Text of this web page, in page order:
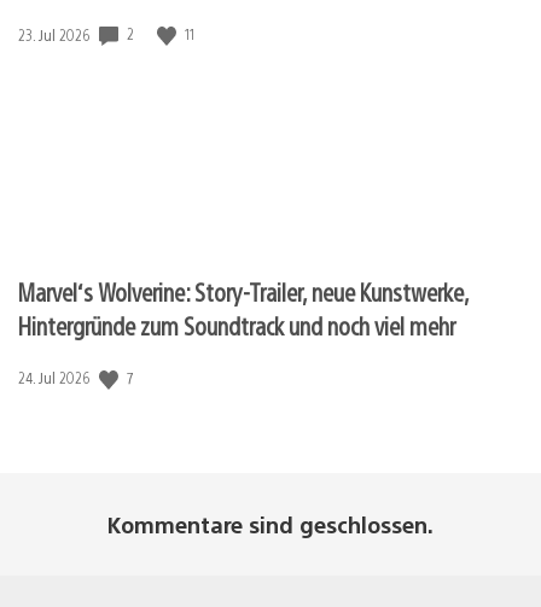
Veröffentlichungsdatum:
23. Jul 2026 2 11
Marvel‘s Wolverine: Story-Trailer, neue Kunstwerke,
Hintergründe zum Soundtrack und noch viel mehr
Veröffentlichungsdatum:
24. Jul 2026 7
Kommentare sind geschlossen.